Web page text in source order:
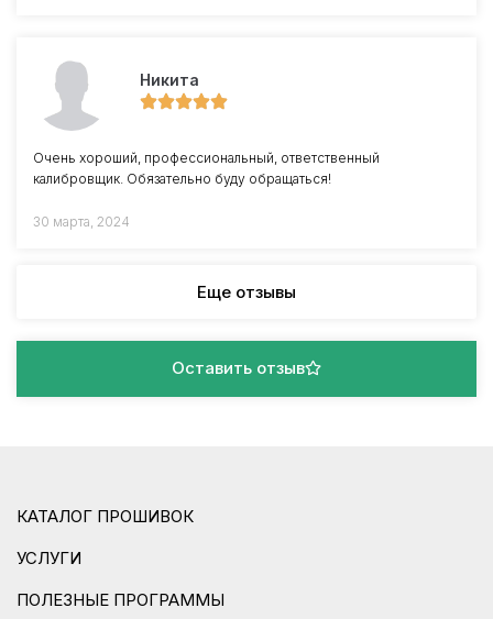
Никита
Очень хороший, профессиональный, ответственный
калибровщик. Обязательно буду обращаться!
30 марта, 2024
Еще отзывы
Оставить отзыв
КАТАЛОГ ПРОШИВОК
УСЛУГИ
ПОЛЕЗНЫЕ ПРОГРАММЫ